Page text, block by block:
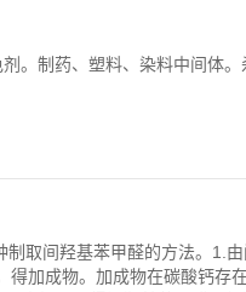
。制药、塑料、染料中间体。
制取间羟基苯甲醛的方法。1.
加成物。加成物在碳酸钙存